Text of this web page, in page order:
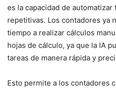
es la capacidad de
repetitivas. Los contadores ya
tiempo a realizar cálculos
hojas de cálculo, ya que la IA
tareas de manera rápida y
Esto permite a los contadores